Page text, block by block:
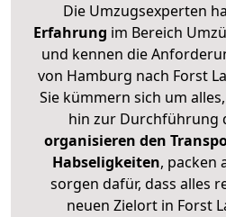
Die Umzugsexperten
Erfahrung im Bereich
und kennen die
von Hamburg nach Forst
Sie kümmern sich um
hin zur Durchführung
organisieren den
Habseligkeiten, packen
sorgen dafür, dass alles
neuen Zielort in Forst